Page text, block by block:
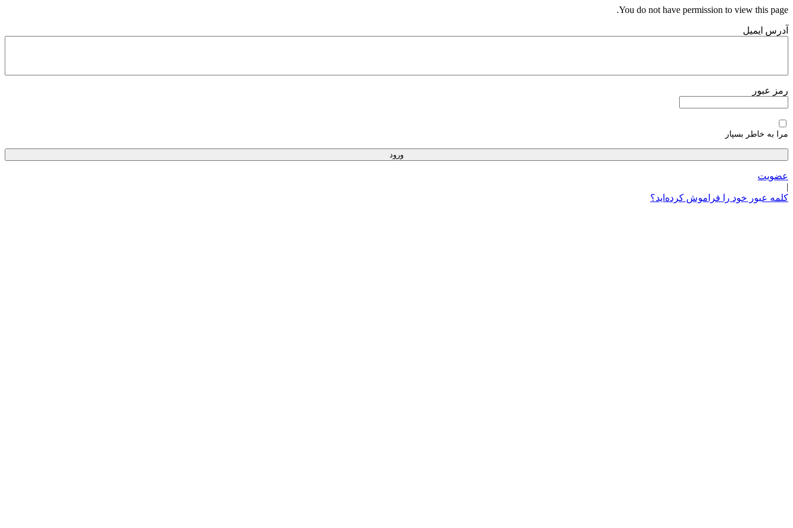
پرش
محتوا
You do not have permission to view this page.
آدرس ایمیل
رمز عبور
مرا به خاطر بسپار
عضویت
|
کلمه عبور خود را فراموش کرده‌اید؟